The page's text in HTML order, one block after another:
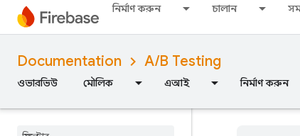
নির্মাণ করুন চালান
Documentation A/B Testing
ওভারভিউ মৌলিক এআই নির্মাণ করুন